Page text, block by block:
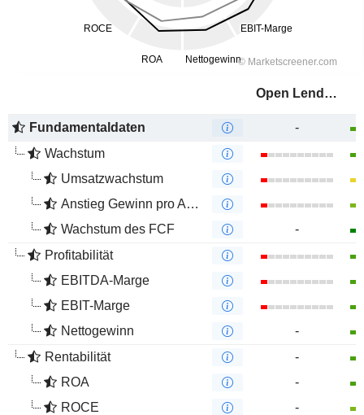
Open Lending Corporation
Fundamentaldaten
-
Wachstum
Umsatzwachstum
Anstieg Gewinn pro Aktie
Wachstum des FCF
-
Profitabilität
EBITDA-Marge
EBIT-Marge
Nettogewinn
-
Rentabilität
-
ROA
-
ROCE
-